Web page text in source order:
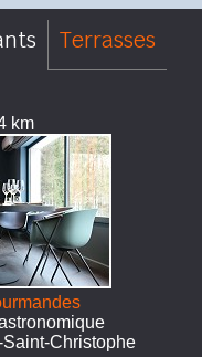
Terrasses
km
Christophe